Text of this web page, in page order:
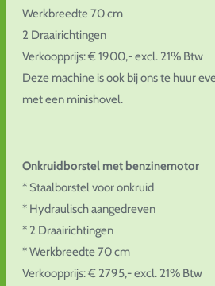
Werkbreedte 70 cm
2 Draairichtingen
Verkoopprijs: € 1900,- excl. 21% Btw
Deze machine is ook bij ons te huur
met een minishovel.
Onkruidborstel met benzinemotor
* Staalborstel voor onkruid
* Hydraulisch aangedreven
* 2 Draairichtingen
* Werkbreedte 70 cm
Verkoopprijs: € 2795,- excl. 21% Btw